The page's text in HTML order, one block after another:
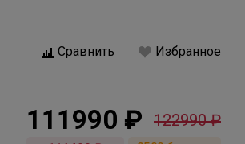
Избранное
Сравнить
111990 ₽ 122990 ₽